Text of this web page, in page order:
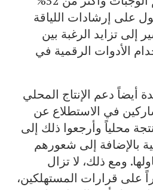
على إرشادات اللياقة
إلى تزايد الرغبة بين
الأدوات الرقمية في
أيضاً دعم الإنتاج المحلي
في الاستطلاع عن
محلياً وأرجعوا ذلك إلى
بالإضافة إلى شعورهم
ومع ذلك، لا تزال
على قرارات المستهلكين،